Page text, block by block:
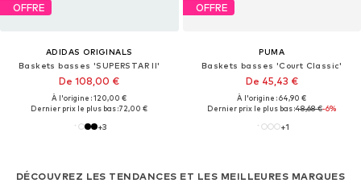
OFFRE
ADIDAS ORIGINALS
Baskets basses 'SUPERSTAR II'
De 108,00 €
À l'origine : 120,00 €
Dernier prix le plus bas :72,00 €
+3
OFFRE
PUMA
Baskets basses 'Court Classic'
De 45,43 €
À l'origine : 64,90 €
Dernier prix le plus bas :48,68 €-6%
+1
DÉCOUVREZ LES TENDANCES ET LES MEILLEURES MARQUES